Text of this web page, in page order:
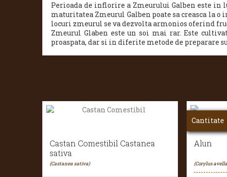
Perioada de inflorire a Zmeurului Galben este in
maturitatea Zmeurul Galben poate sa creasca la
locuri zmeurul se va dezvolta armonios oferind
Zmeurul Glaben este un soi mai rar.Este
proaspata, dar si in diferite metode de preparare
Castan Comestibil Castanea
sativa
(Castanea sativa)
Alun
(Corylus
Cantitate